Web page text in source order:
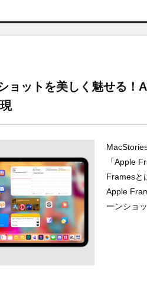
ョットを美しく魅せる
「Apple
Framesと
Apple
ーンショ